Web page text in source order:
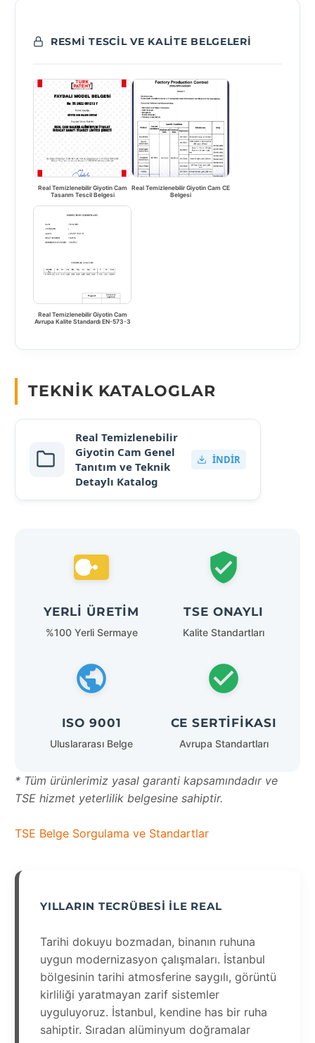
RESMI TESCIL VE KALITE BELGELERI
Real Temizlenebilir Giyotin Cam
Tasarım Tescil Belgesi
Real Temizlenebilir Giyotin Cam CE
Belgesi
Real Temizlenebilir Giyotin Cam
Avrupa Kalite Standardı EN-573-3
TEKNIK KATALOGLAR
Real Temizlenebilir
Giyotin Cam Genel
Tanıtım ve Teknik
Detaylı Katalog
İNDIR
YERLI ÜRETIM
%100 Yerli Sermaye
TSE ONAYLI
Kalite Standartları
ISO 9001
Uluslararası Belge
CE SERTIFIKASI
Avrupa Standartları
* Tüm ürünlerimiz yasal garanti kapsamındadır ve
TSE hizmet yeterlilik belgesine sahiptir.
TSE Belge Sorgulama ve Standartlar
YILLARIN TECRÜBESI ILE REAL
Tarihi dokuyu bozmadan, binanın ruhuna
uygun modernizasyon çalışmaları. İstanbul
bölgesinin tarihi atmosferine saygılı, görüntü
kirliliği yaratmayan zarif sistemler
uyguluyoruz. İstanbul, kendine has bir ruha
sahiptir. Sıradan alüminyum doğramalar